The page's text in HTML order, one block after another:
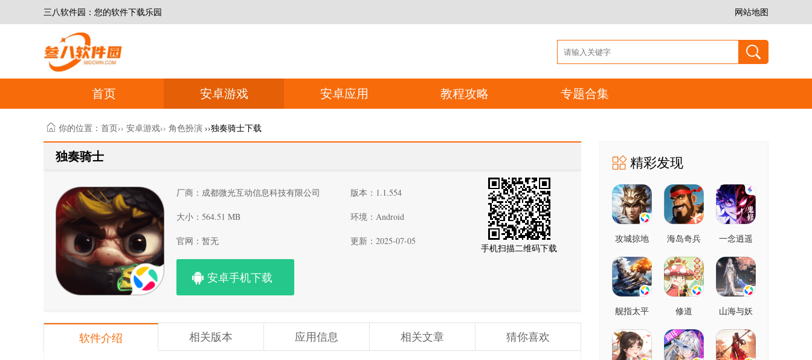
三八软件园：您的软件下载乐园 网站地图
首页 安卓游戏 安卓应用 教程攻略 专题合集
你的位置： 首页›› 安卓游戏›› 角色扮演 ››独奏骑士下载
独奏骑士
安卓手机下载
厂商：成都微光互动信息科技有限公司 版本：1.1.554
大小：564.51 MB 环境：Android
官网：暂无 更新：2025-07-05
手机扫描二维码下载
软件介绍 相关版本 应用信息 相关文章 猜你喜欢
精彩发现
攻城掠地 海岛奇兵 一念逍遥
舰指太平
修道
山海与妖